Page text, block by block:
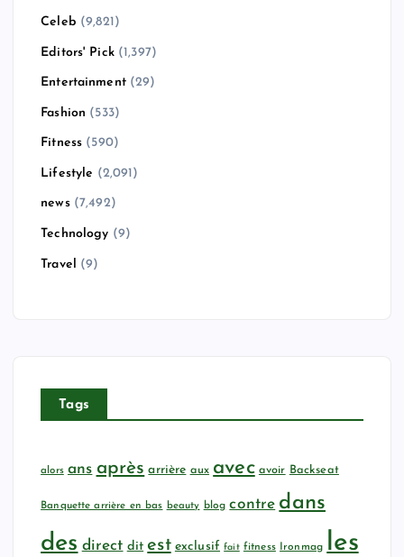
Celeb (9,821)
Editors' Pick(1,397)
Entertainment(29)
Fashion (533)
Fitness (590)
Lifestyle (2,091)
news(7,492)
Technology (9)
Travel (9)
Tags
alors ans après arrière aux avec avoir Backseat
Banquette arrière en bas beauty blog contre dans
des direct dit est exclusif fait fitness Ironmag les